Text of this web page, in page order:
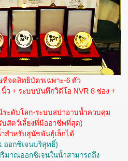
ที่จดสิทธิบัตรเฉพาะ-6 ตัว
ว + ระบบบันทึกวิดีโอ NVR 8 ช่อง +
ะดับโลก-ระบบสปาอาบน้ำควบคุม
สัตว์เลี้ยงที่มืออาชีพที่สุด)
สำหรับสุนัขพันธุ์เล็กได้
ออกซิเจนบริสุทธิ์)
มาณออกซิเจนในน้ำสามารถถึง